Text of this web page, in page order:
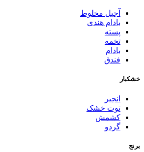
آجیل مخلوط
بادام هندی
پسته
تخمه
بادام
فندق
خشکبار
انجیر
توت خشک
کشمش
گردو
برنج